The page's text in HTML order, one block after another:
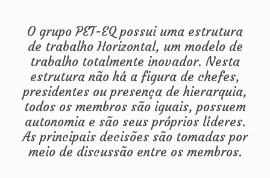
O grupo PET-EQ possui uma estrutura
de trabalho Horizontal, um modelo de
trabalho totalmente inovador. Nesta
estrutura não há a figura de chefes,
presidentes ou presença de hierarquia,
todos os membros são iguais, possuem
autonomia e são seus próprios líderes.
As principais decisões são tomadas por
meio de discussão entre os membros.